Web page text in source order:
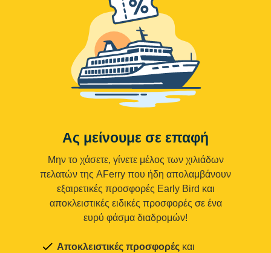
Ας μείνουμε σε επαφή
Μην το χάσετε, γίνετε μέλος των χιλιάδων
πελατών της AFerry που ήδη απολαμβάνουν
εξαιρετικές προσφορές Early Bird και
αποκλειστικές ειδικές προσφορές σε ένα
ευρύ φάσμα διαδρομών!
Αποκλειστικές προσφορές και